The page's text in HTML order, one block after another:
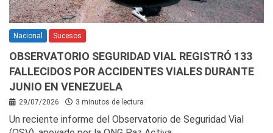
Nacional Sucesos
OBSERVATORIO SEGURIDAD VIAL REGISTRÓ 133
FALLECIDOS POR ACCIDENTES VIALES DURANTE
JUNIO EN VENEZUELA
29/07/2026 3 minutos de lectura
Un reciente informe del Observatorio de Seguridad Vial